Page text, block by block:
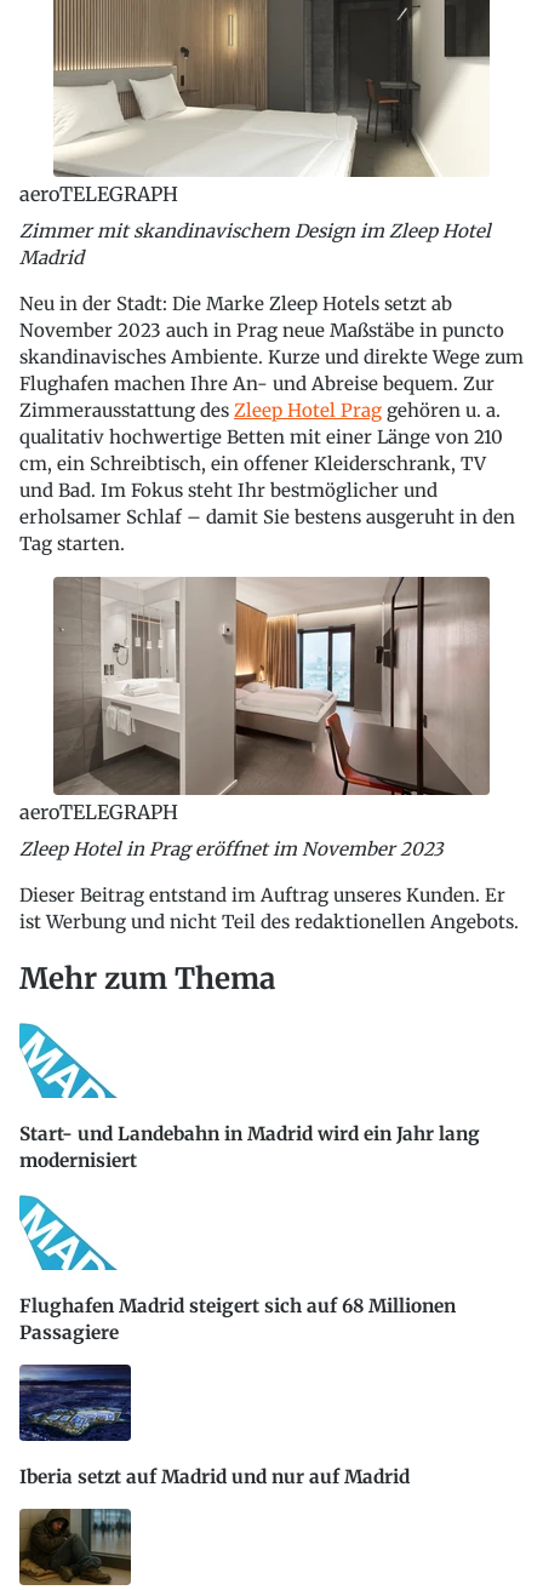
aeroTELEGRAPH
Zimmer mit skandinavischem Design im Zleep Hotel
Madrid
Neu in der Stadt: Die Marke Zleep Hotels setzt ab
November 2023 auch in Prag neue Maßstäbe in puncto
skandinavisches Ambiente. Kurze und direkte Wege zum
Flughafen machen Ihre An- und Abreise bequem. Zur
Zimmerausstattung des Zleep Hotel Prag gehören u. a.
qualitativ hochwertige Betten mit einer Länge von 210
cm, ein Schreibtisch, ein offener Kleiderschrank, TV
und Bad. Im Fokus steht Ihr bestmöglicher und
erholsamer Schlaf – damit Sie bestens ausgeruht in den
Tag starten.
aeroTELEGRAPH
Zleep Hotel in Prag eröffnet im November 2023
Dieser Beitrag entstand im Auftrag unseres Kunden. Er
ist Werbung und nicht Teil des redaktionellen Angebots.
Mehr zum Thema
Start- und Landebahn in Madrid wird ein Jahr lang
modernisiert
Flughafen Madrid steigert sich auf 68 Millionen
Passagiere
Iberia setzt auf Madrid und nur auf Madrid